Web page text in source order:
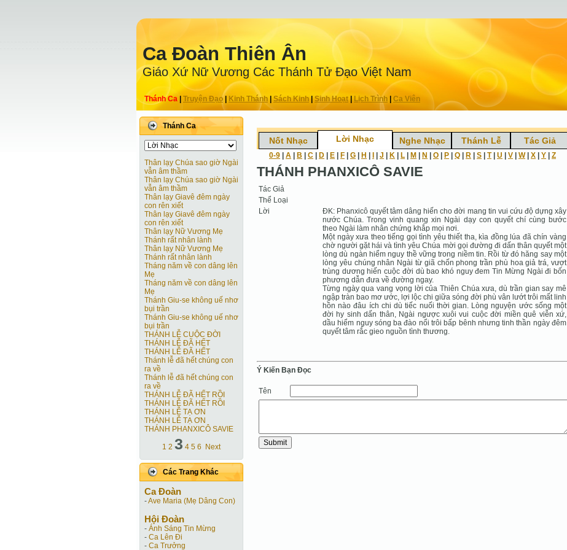
Ca Ðoàn Thiên Ân
Giáo Xứ Nữ Vương Các Thánh Tử Ðạo Việt Nam
Thánh Ca Truyện Ðạo| Kinh Thánh Sách Kinh|Sinh Hoạt| Lịch Trình Ca Viên
Thánh Ca
Thân lạy Chúa sao giờ Ngài
vẫn âm thầm
Thân lạy Chúa sao giờ Ngài
vẫn âm thầm
Thân lạy Giavê đêm ngày
con rên xiết
Thân lạy Giavê đêm ngày
con rên xiết
Thân lạy Nữ Vương Mẹ
Thánh rất nhân lành
Thân lạy Nữ Vương Mẹ
Thánh rất nhân lành
Tháng năm về con dâng lên
Mẹ
Tháng năm về con dâng lên
Mẹ
Thánh Giu-se không uế nhơ
bụi trần
Thánh Giu-se không uế nhơ
bụi trần
THÁNH LỄ CUỘC ĐỜI
THÁNH LỄ ĐÃ HẾT
THÁNH LỄ ĐÃ HẾT
Thánh lễ đã hết chúng con
ra về
Thánh lễ đã hết chúng con
ra về
THÁNH LỄ ĐÃ HẾT RỒI
THÁNH LỄ ĐÃ HẾT RỒI
THÁNH LỄ TẠ ƠN
THÁNH LỄ TẠ ƠN
THÁNH PHANXICÔ SAVIE
1 2 3 4 5 6 Next
Các Trang Khác
Ca Ðoàn
-Ave Maria (Mẹ Dâng Con)
Hội Ðoàn
- Ánh Sáng Tin Mừng
- Ca Lên Đi
- Ca Trưởng
Nốt Nhạc Lời Nhạc Nghe Nhạc Thánh Lễ Tác Giả
0-9 A B C D E F G H J K L M N O P Q R S T| U V W| X Y Z
THÁNH PHANXICÔ SAVIE
Tác Giả
Thể Loại
Lời
ĐK: Phanxicô quyết tâm dâng hiến cho đời mang tin vui cứu độ dựng xây
nước Chúa. Trong vinh quang xin Ngài dạy con quyết chí cùng bước
theo Ngài làm nhân chứng khắp mọi nơi.
Một ngày xưa theo tiếng gọi tình yêu thiết tha, kìa đồng lúa đã chín vàng
chờ người gặt hái và tình yêu Chúa mời gọi đường đi dấn thân quyết một
lòng dù ngàn hiểm nguy thề vững trong niềm tin. Rồi từ đó hăng say một
lòng yêu chúng nhân Ngài từ giã chốn phong trần phù hoa giả trá, vượt
trùng dương hiến cuộc đời dù bao khó nguy đem Tin Mừng Ngài đi bốn
phương dẫn đưa về đường ngay.
Từng ngày qua vang vọng lời của Thiên Chúa xưa, dù trần gian say mê
ngập tràn bao mơ ước, lợi lộc chi giữa sóng đời phù vân lướt trôi mất linh
hồn nào đâu ích chi dù tiếc nuối thời gian. Lòng nguyện ước sống một
đời hy sinh dấn thân, Ngài ngược xuôi vui cuộc đời miền quê viễn xứ,
dầu hiểm nguy sóng ba đào nổi trôi bấp bênh nhưng tinh thần ngày đêm
quyết tâm rắc gieo nguồn tình thương.
Ý Kiến Bạn Ðọc
Tên